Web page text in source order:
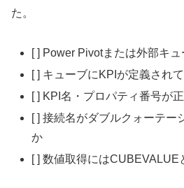
た。
[ ] Power Pivotまたは外部キ
[ ] キューブにKPIが定義され
[ ] KPI名・プロパティ番号が
[ ] 接続名がダブルクォーテー
か
[ ] 数値取得には